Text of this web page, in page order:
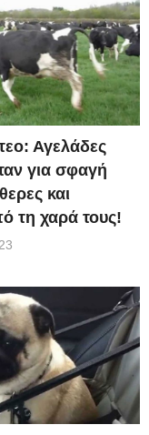
Αγελάδες
για σφαγή
και
τη χαρά τους!